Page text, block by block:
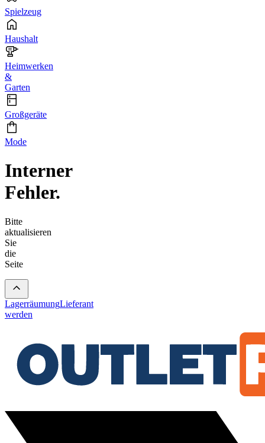
Spielzeug
Haushalt
Heimwerken
&
Garten
Großgeräte
Mode
Interner
Fehler.
Bitte
aktualisieren
Sie
die
Seite
LagerräumungLieferant
werden